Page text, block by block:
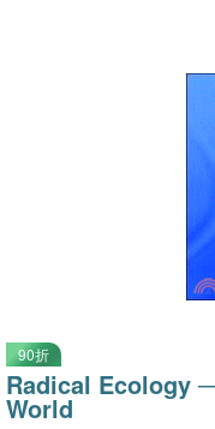
90折
Radical Ecology
World